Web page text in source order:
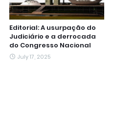
Editorial: A usurpação do
Judiciário e a derrocada
do Congresso Nacional
July 17, 2025